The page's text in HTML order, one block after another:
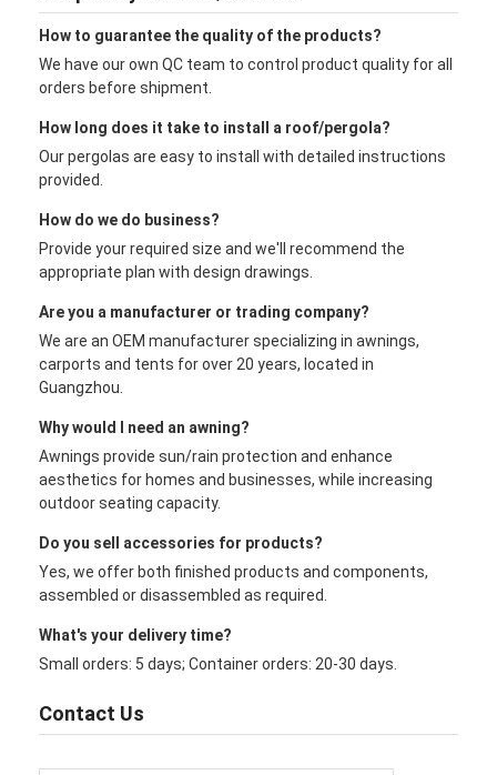
How to guarantee the quality of the products?
We have our own QC team to control product quality for all
orders before shipment.
How long does it take to install a roof/pergola?
Our pergolas are easy to install with detailed instructions
provided.
How do we do business?
Provide your required size and we'll recommend the
appropriate plan with design drawings.
Are you a manufacturer or trading company?
We are an OEM manufacturer specializing in awnings,
carports and tents for over 20 years, located in
Guangzhou.
Why would I need an awning?
Awnings provide sun/rain protection and enhance
aesthetics for homes and businesses, while increasing
outdoor seating capacity.
Do you sell accessories for products?
Yes, we offer both finished products and components,
assembled or disassembled as required.
What's your delivery time?
Small orders: 5 days; Container orders: 20-30 days.
Contact Us